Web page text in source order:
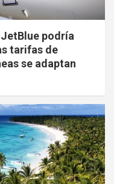
podría
tarifas de
se adaptan